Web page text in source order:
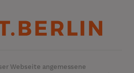
Webseite angemessene